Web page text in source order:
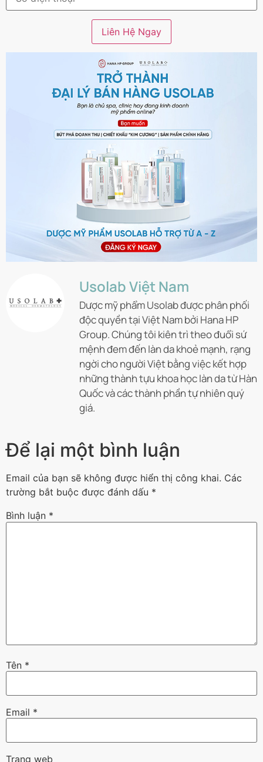
Usolab Việt Nam
Dược mỹ phẩm Usolab được phân phối
độc quyền tại Việt Nam bởi Hana HP
Group. Chúng tôi kiên trì theo đuổi sứ
mệnh đem đến làn da khoẻ mạnh, rạng
ngời cho người Việt bằng việc kết hợp
những thành tựu khoa học làn da từ Hàn
Quốc và các thành phần tự nhiên quý
giá.
Để lại một bình luận
Email của bạn sẽ không được hiển thị công khai. Các
trường bắt buộc được đánh dấu *
Bình luận *
Tên *
Email *
Trang web